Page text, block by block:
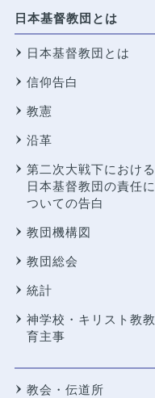
日本基督教団とは
日本基督教団とは
信仰告白
教憲
沿革
第二次大戦下における
日本基督教団の責任に
ついての告白
教団機構図
教団総会
統計
神学校・キリスト教教
育主事
教会・伝道所